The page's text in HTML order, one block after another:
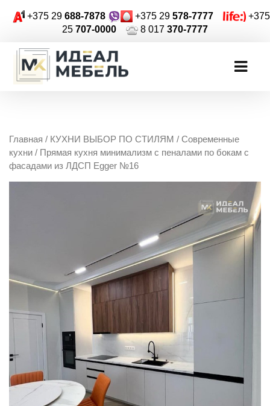
+375 29 688-7878 +375 29 578-7777
+375
25 707-0000 8 017 370-7777
Главная / КУХНИ ВЫБОР ПО СТИЛЯМ / Современные
кухни / Прямая кухня минимализм с пеналами по бокам с
фасадами из ЛДСП Egger №16